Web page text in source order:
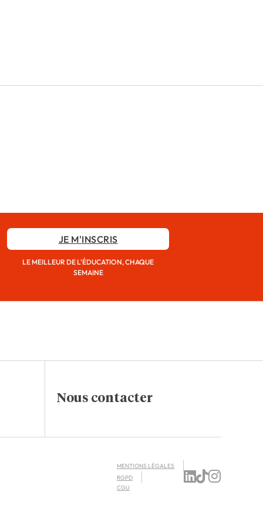
JE M'INSCRIS
LE MEILLEUR DE L'ÉDUCATION, CHAQUE
SEMAINE
Nous contacter
MENTIONS LÉGALES
RGPD
CGU